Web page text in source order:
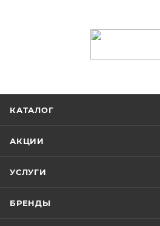
КАТАЛОГ
АКЦИИ
УСЛУГИ
БРЕНДЫ